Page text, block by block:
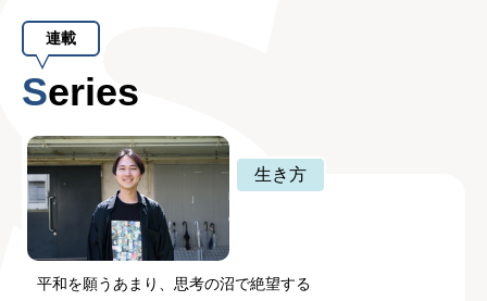
連載
Series
生き方
平和を願うあまり、思考の沼で絶望する